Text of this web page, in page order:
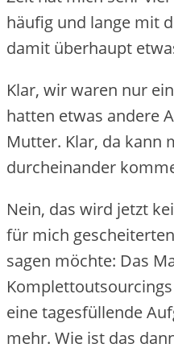
häufig und lange mit
damit überhaupt
Klar, wir waren nur
hatten etwas andere
Mutter. Klar, da kann
durcheinander
Nein, das wird jetzt
für mich
sagen möchte: Das
eine tagesfüllende
mehr. Wie ist das